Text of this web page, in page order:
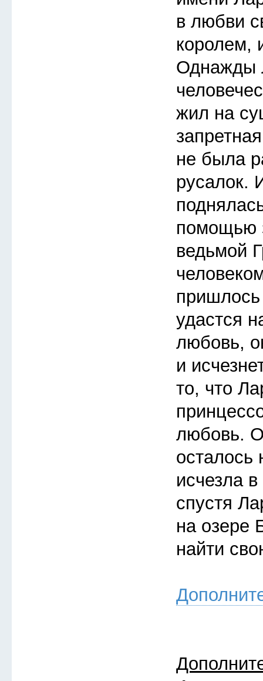
в любви
королем,
Однажды
жил на
не была
русалок.
помощью
ведьмой
удастся
любовь,
и
то, что
любовь.
осталось
исчезла
спустя
на озере
найти